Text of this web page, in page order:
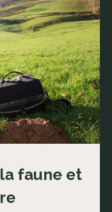
faune et